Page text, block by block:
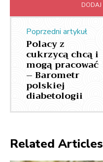
Poprzedni artykuł
Polacy z
cukrzycą chcą i
mogą pracować
– Barometr
polskiej
diabetologii
Related Articles